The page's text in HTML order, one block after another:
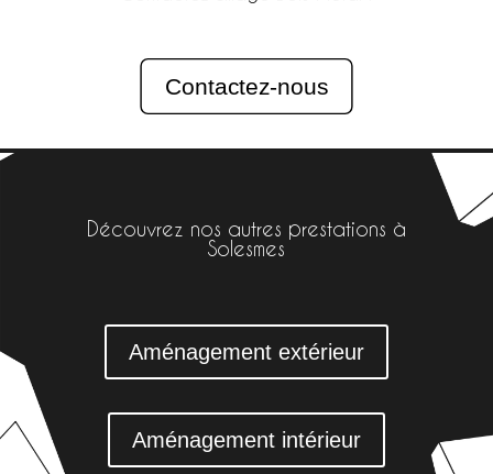
Contactez-nous
Découvrez nos autres prestations à
Solesmes
Aménagement extérieur
Aménagement intérieur